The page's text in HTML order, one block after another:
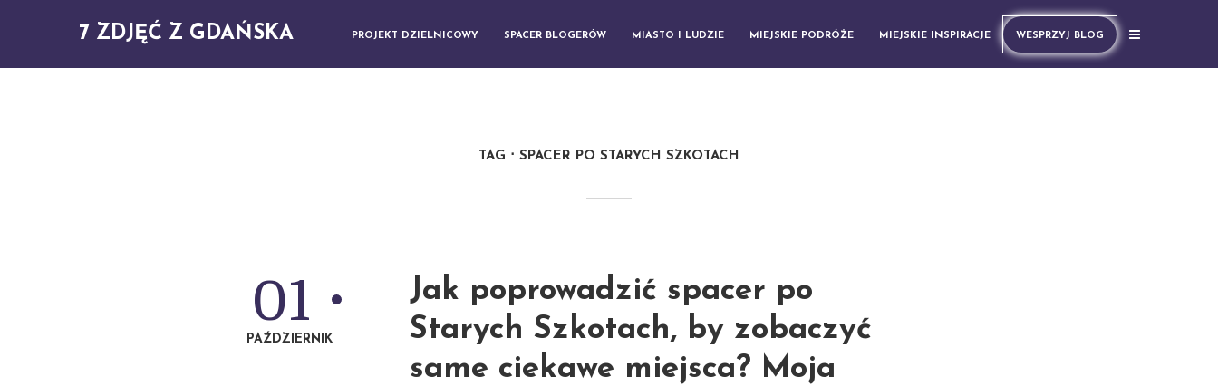
7 ZDJĘĆ Z GDAŃSKA PROJEKT DZIELNICOWY SPACER BLOGERÓW MIASTO I LUDZIE MIEJSKIE PODRÓŻE MIEJSKIE INSPIRACJE WESPRZYJ BLOG
TAG SPACER PO STARYCH SZKOTACH
Jak poprowadzić spacer po
Starych Szkotach, by zobaczyć
same ciekawe miejsca? Moja
01
PAŹDZIERNIK